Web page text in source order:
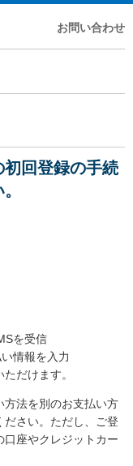
お問い合わせ
回登録の手続
を受信
情報を入力
だけます。
方法を別のお支払い方
さい。ただし、ご登
座やクレジットカー